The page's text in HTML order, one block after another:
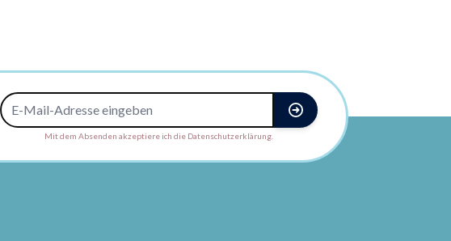
E-Mail-Adresse
Mit dem Absenden akzeptiere ich die Datenschutzerklärung.